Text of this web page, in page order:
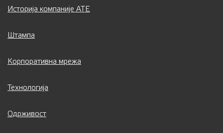
Историја компаније АТЕ
Штампа
Корпоративна мрежа
Технологија
Одрживост